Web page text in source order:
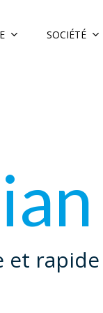
SOCIÉTÉ
et rapide